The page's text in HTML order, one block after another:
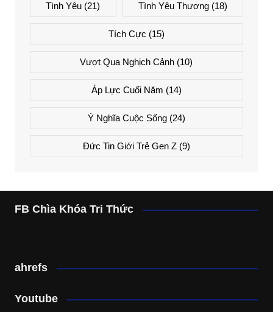
Tình Yêu (21) Tình Yêu Thương(18)
Tích Cực (15)
Vượt Qua Nghịch Cảnh (10)
Áp Lực Cuối Năm (14)
Ý Nghĩa Cuộc Sống(24)
Đức Tin Giới Trẻ Gen Z(9)
FB Chìa Khóa Tri Thức
ahrefs
Youtube